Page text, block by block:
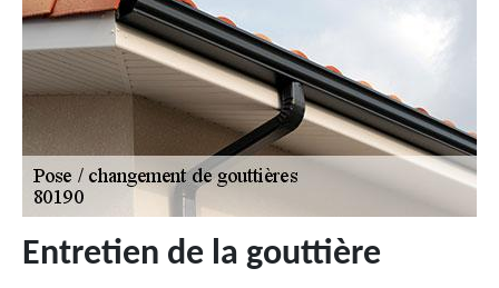
Entretien de la gouttière